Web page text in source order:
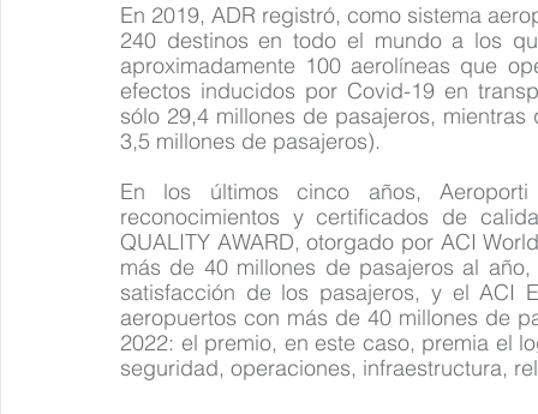
En 2019, ADR registró, como sistema
240 destinos en todo el mundo a los
aproximadamente 100 aerolíneas que
efectos inducidos por Covid-19 en
sólo 29,4 millones de pasajeros,
3,5 millones de pasajeros).
En los últimos cinco años,
reconocimientos y certificados de
QUALITY AWARD, otorgado por ACI
más de 40 millones de pasajeros al
satisfacción de los pasajeros, y el ACI
aeropuertos con más de 40 millones de
2022: el premio, en este caso, premia el
seguridad, operaciones, infraestructura,